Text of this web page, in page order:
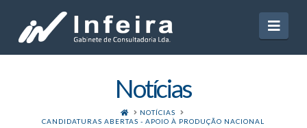
Notícias
HOMENOTÍCIAS
CANDIDATURAS ABERTAS - APOIO À PRODUÇÃO NACIONAL